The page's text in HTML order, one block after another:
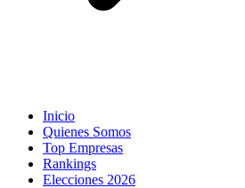
Inicio
Quienes Somos
Top Empresas
Rankings
Elecciones 2026